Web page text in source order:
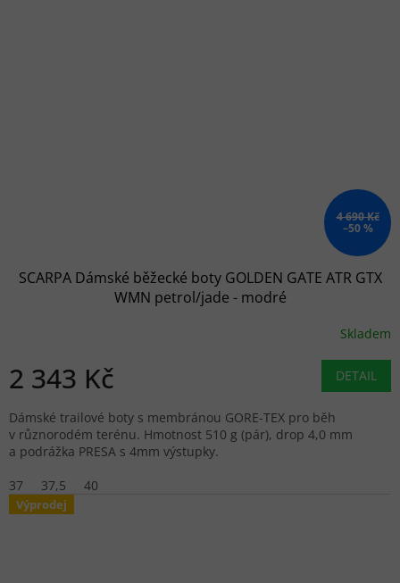
4 690 Kč
–50 %
SCARPA Dámské běžecké boty GOLDEN GATE ATR GTX
WMN petrol/jade - modré
Skladem
2 343 Kč DETAIL
Dámské trailové boty s membránou GORE-TEX pro běh
v různorodém terénu. Hmotnost 510 g (pár), drop 4,0 mm
a podrážka PRESA s 4mm výstupky.
37
37,5 40
Výprodej